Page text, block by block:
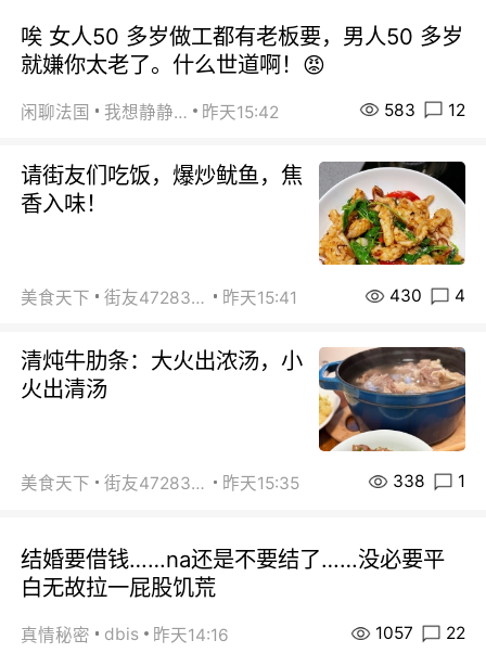
唉 女人50 多岁做工都有老板要，男人50 多岁
就嫌你太老了。什么世道啊！😡
闲聊法国 我想静静… 昨天15:42 583 12
请街友们吃饭，爆炒鱿鱼，焦
香入味！
美食天下 街友472838572 昨天15:41 430 4
清炖牛肋条：大火出浓汤，小
火出清汤
美食天下 街友472838572 昨天15:35 338 1
结婚要借钱……na还是不要结了……没必要平
白无故拉一屁股饥荒
真情秘密 dbis 昨天14:16 1057 22